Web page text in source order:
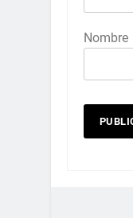
Nombre